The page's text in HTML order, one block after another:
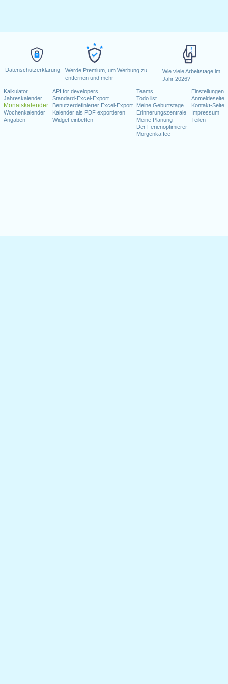
Datenschutzerklärung
Werde Premium, um Werbung zu
entfernen und mehr
Wie viele Arbeitstage im
Jahr 2026?
Kalkulator
Jahreskalender
Monatskalender
Wochenkalender
Angaben
API for developers
Standard-Excel-Export
Benutzerdefinierter Excel-Export
Kalender als PDF exportieren
Widget einbetten
Teams
Todo list
Meine Geburtstage
Erinnerungszentrale
Meine Planung
Der Ferienoptimierer
Morgenkaffee
Einstellungen
Anmeldeseite
Kontakt-Seite
Impressum
Teilen